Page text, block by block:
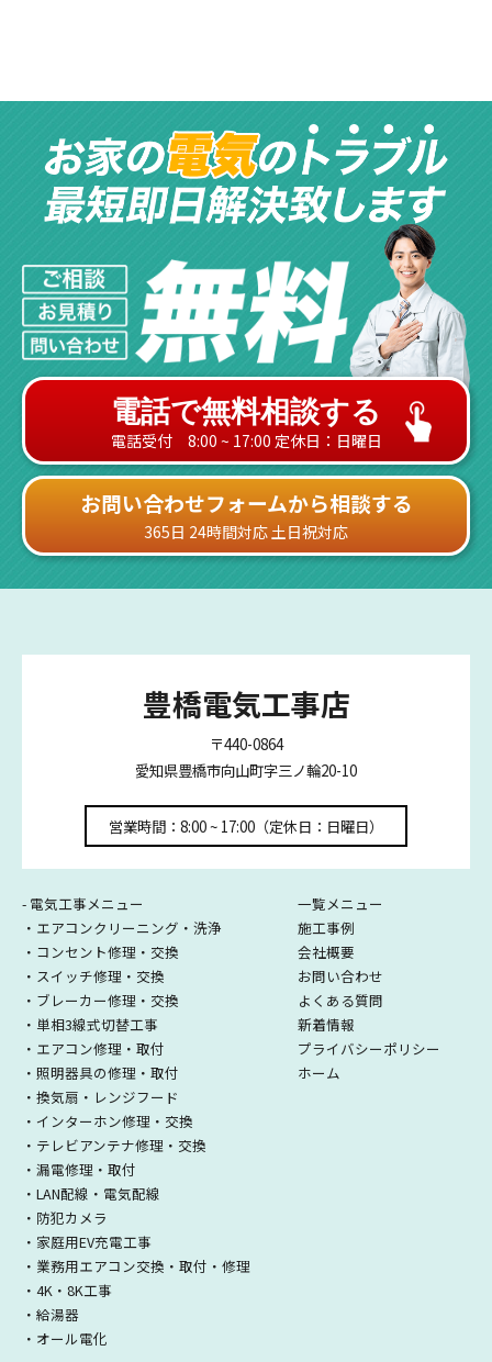
電話で無料相談する
電話受付 8:00 ~ 17:00 定休日：日曜日
お問い合わせフォームから相談する
365日 24時間対応 土日祝対応
豊橋電気工事店
〒440-0864
愛知県豊橋市向山町字三ノ輪20-10
営業時間：8:00 ~ 17:00（定休日：日曜日）
- 電気工事メニュー
・エアコンクリーニング・洗浄
・コンセント修理・交換
・スイッチ修理・交換
・ブレーカー修理・交換
・単相3線式切替工事
・エアコン修理・取付
・照明器具の修理・取付
・換気扇・レンジフード
・インターホン修理・交換
・テレビアンテナ修理・交換
・漏電修理・取付
・LAN配線・電気配線
・防犯カメラ
・家庭用EV充電工事
・業務用エアコン交換・取付・修理
・4K・8K工事
・給湯器
・オール電化
一覧メニュー
施工事例
会社概要
お問い合わせ
よくある質問
新着情報
プライバシーポリシー
ホーム